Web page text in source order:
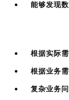
能够发现
根据实际
根据业务
复杂业务